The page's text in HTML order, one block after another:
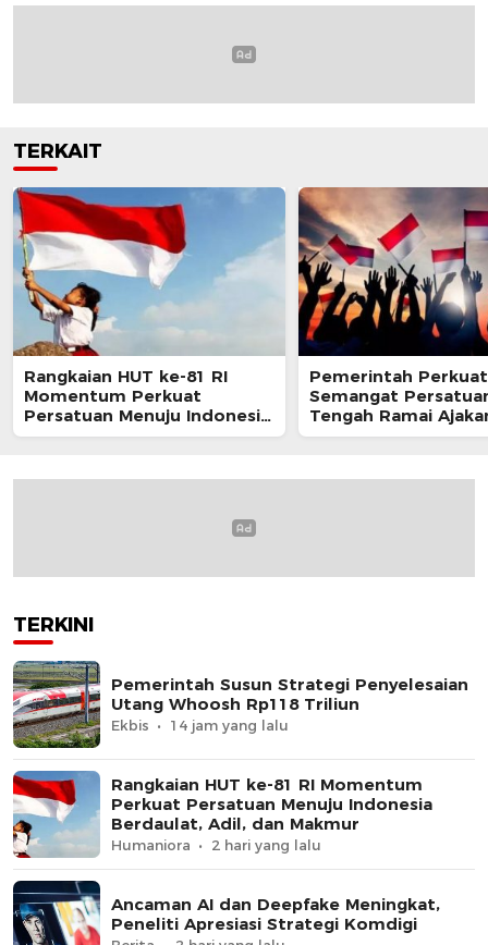
TERKAIT
Rangkaian HUT ke-81 RI
Momentum Perkuat
Persatuan Menuju Indonesia
Berdaulat, Adil, dan Makmur
Pemerintah Perkuat
Semangat
Tengah Ramai
Perayaan HUT RI
TERKINI
Pemerintah Susun Strategi Penyelesaian
Utang Whoosh Rp118 Triliun
Ekbis 14 jam yang lalu
Rangkaian HUT ke-81 RI Momentum
Perkuat Persatuan Menuju Indonesia
Berdaulat, Adil, dan Makmur
Humaniora 2 hari yang lalu
Ancaman AI dan Deepfake Meningkat,
Peneliti Apresiasi Strategi Komdigi